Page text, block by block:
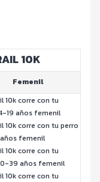
10K
Femenil
10k corre con tu
19 años femenil
10k corre con tu perro
femenil
10k corre con tu
39 años femenil
10k corre con tu